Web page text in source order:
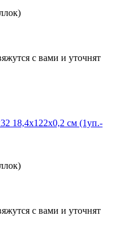
с вами и уточнят
18,4x122х0,2 см (1уп.-
с вами и уточнят